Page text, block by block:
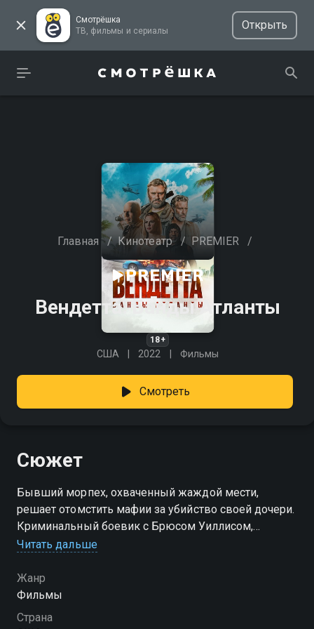
Смотрёшка
ТВ, фильмы и сериалы
Открыть
Главная / Кинотеатр / PREMIER /
Вендетта. Банды Атланты
18+
США 2022 Фильмы
Смотреть
Сюжет
Бывший морпех, охваченный жаждой мести,
решает отомстить мафии за убийство своей дочери.
Криминальный боевик с Брюсом Уиллисом,
Томасом Джейном и Майком Тайсоном. Атланта
мафиозных войн, и в одной из таких стычек
погибает дочь Уильяма Дункана. Разъярённый
горем отец решает найти сына могущественного
Читать дальше
Жанр
Фильмы
Страна